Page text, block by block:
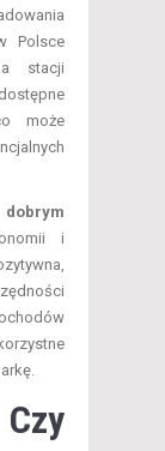
Polsce
stacji
może
i